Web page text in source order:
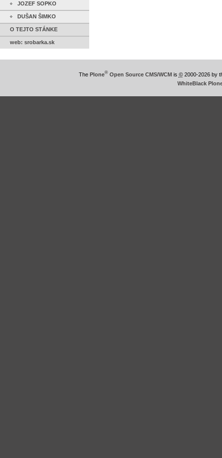
JOZEF SOPKO
DUŠAN ŠIMKO
O TEJTO STÁNKE
web: srobarka.sk
The Plone®Open Source CMS/WCMis ©2000-2026 by
WhiteBlack